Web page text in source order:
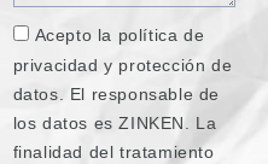
Acepto la política de
privacidad y protección de
datos. El responsable de
los datos es ZINKEN. La
finalidad del tratamiento